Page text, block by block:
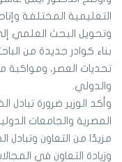
التعليمية المختلفة
وتحويل البحث العلمي
بناء كوادر جديدة من
تحديات العصر،
والدولي.
وأكد الوزير ضرورة تبادل
المصرية والجامعات
مزيدًا من التعاون وتبادل
وزيادة التعاون في